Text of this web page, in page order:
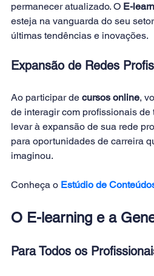
permanecer atualizado. O E-
esteja na vanguarda do seu
últimas tendências e inovações.
Expansão de Redes
Ao participar de cursos online,
de interagir com profissionais de
levar à expansão de sua rede
para oportunidades de carreira
imaginou.
Conheça o Estúdio de
O E-learning e a
Para Todos os